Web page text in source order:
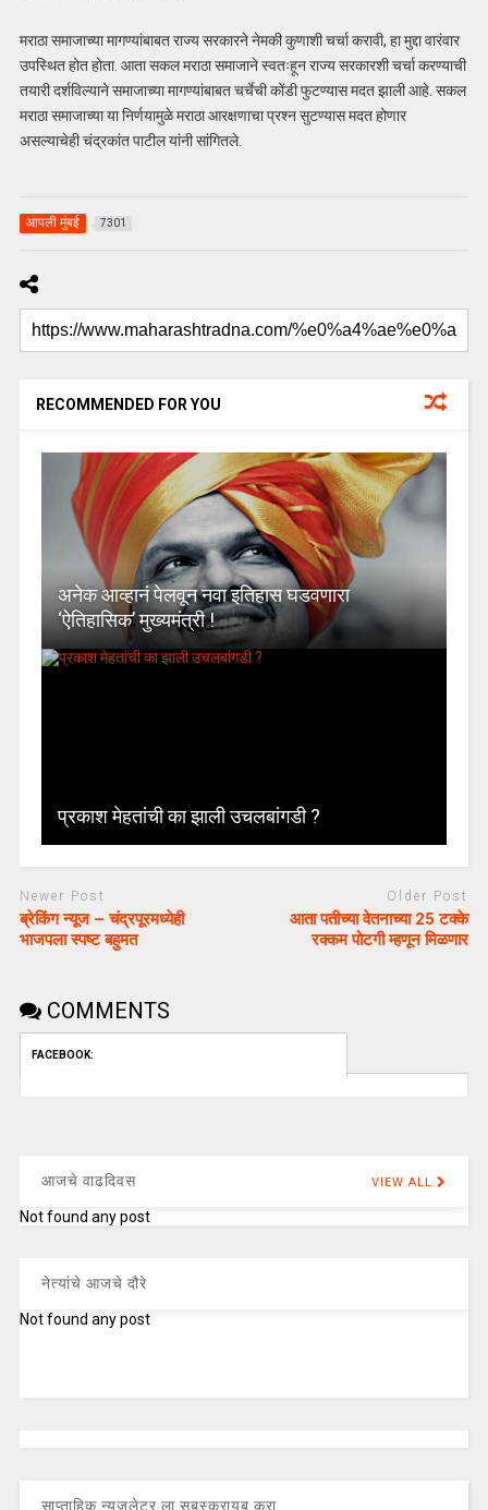
मराठा समाजाच्या मागण्यांबाबत राज्य सरकारने नेमकी कुणाशी चर्चा करावी, हा मुद्दा वारंवार
उपस्थित होत होता. आता सकल मराठा समाजाने स्वतःहून राज्य सरकारशी चर्चा करण्याची
तयारी दर्शविल्याने समाजाच्या मागण्यांबाबत चर्चेची कोंडी फुटण्यास मदत झाली आहे. सकल
मराठा समाजाच्या या निर्णयामुळे मराठा आरक्षणाचा प्रश्न सुटण्यास मदत होणार
असल्याचेही चंद्रकांत पाटील यांनी सांगितले.
आपली मुंबई 7301
RECOMMENDED FOR YOU
अनेक आव्हानं पेलवून नवा इतिहास घडवणारा
‘ऐतिहासिक’ मुख्यमंत्री !
प्रकाश मेहतांची का झाली उचलबांगडी ?
Newer Post
ब्रेकिंग न्यूज – चंद्रपूरमध्येही
भाजपला स्पष्ट बहुमत
Older Post
आता पतीच्या वेतनाच्या 25 टक्के
रक्कम पोटगी म्हणून मिळणार
COMMENTS
FACEBOOK:
आजचे वाढदिवस VIEW ALL
Not found any post
नेत्यांचे आजचे दौरे
Not found any post
साप्ताहिक न्यूजलेटर ला सबस्क्रायब करा